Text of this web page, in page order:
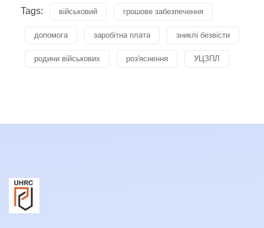
Tags: військовий грошове забезпечення
допомога заробітна плата зниклі безвісти
родини військових роз'яснення УЦЗПЛ